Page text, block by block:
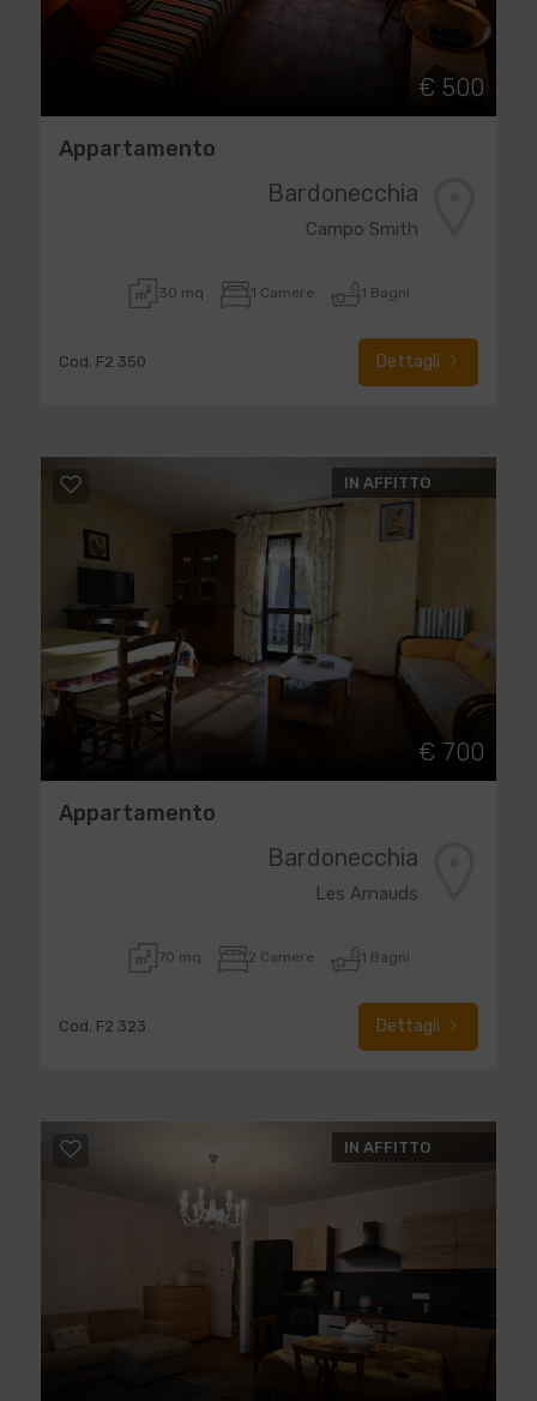
€ 500
Appartamento
Bardonecchia
Campo Smith
30 mq 1 Camere 1 Bagni
Cod. F2 350 Dettagli
IN AFFITTO
€ 700
Appartamento
Bardonecchia
Les Arnauds
70 mq 2 Camere 1 Bagni
Cod. F2 323 Dettagli
IN AFFITTO